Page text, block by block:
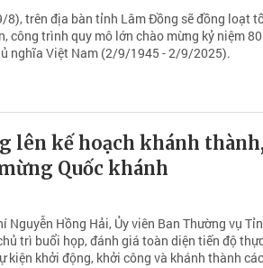
8), trên địa bàn tỉnh Lâm Đồng sẽ đồng loạt
công trình quy mô lớn chào mừng kỷ niệm
nghĩa Việt Nam (2/9/1945 - 2/9/2025).
lên kế hoạch khánh
Quốc khánh
Nguyễn Hồng Hải, Ủy viên Ban Thường vụ
trì buổi họp, đánh giá toàn diện tiến độ
kiện khởi động, khởi công và khánh thành